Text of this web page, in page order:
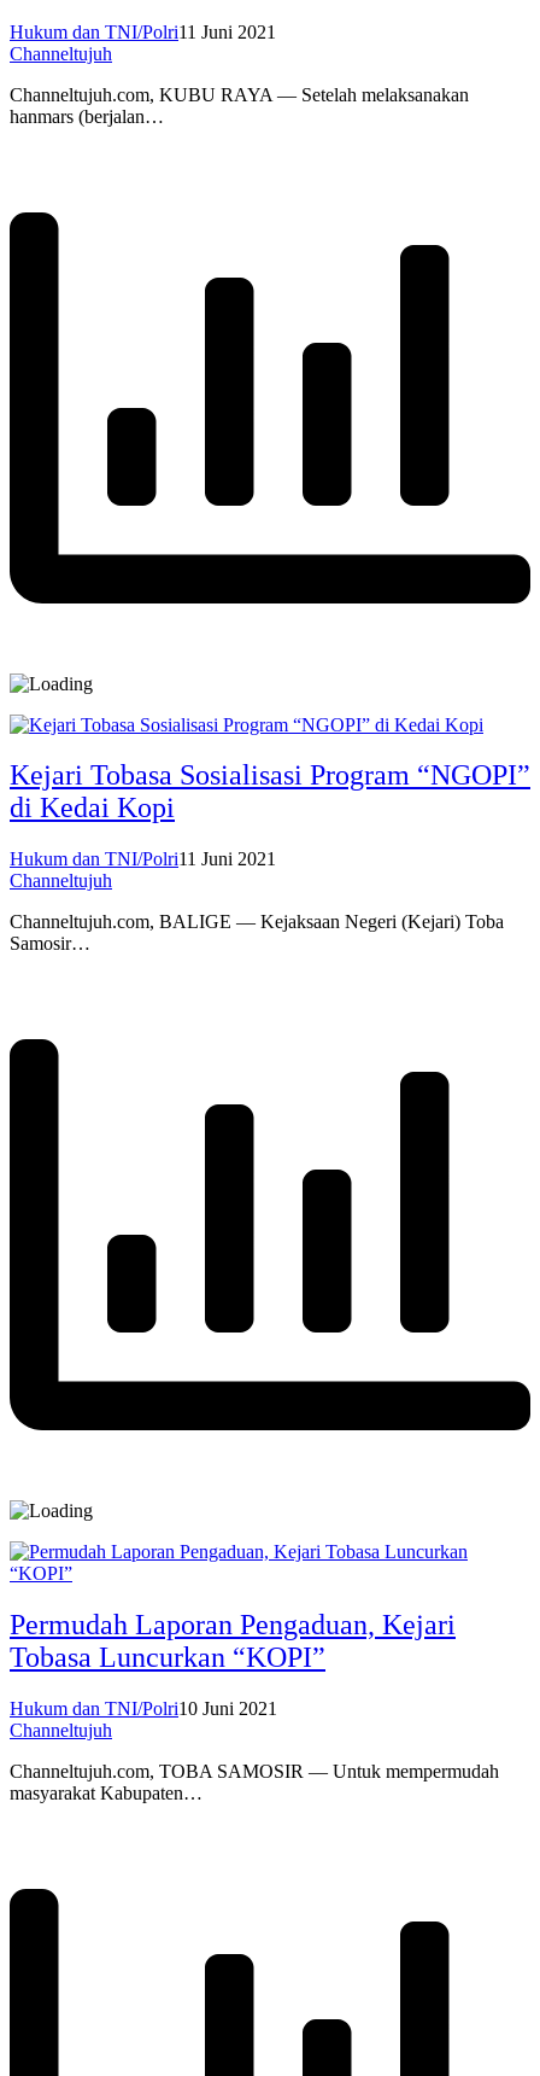
Hukum dan TNI/Polri11 Juni 2021
Channeltujuh
Channeltujuh.com, KUBU RAYA — Setelah melaksanakan
hanmars (berjalan…
Kejari Tobasa Sosialisasi Program “NGOPI”
di Kedai Kopi
Hukum dan TNI/Polri11 Juni 2021
Channeltujuh
Channeltujuh.com, BALIGE — Kejaksaan Negeri (Kejari) Toba
Samosir…
Permudah Laporan Pengaduan, Kejari
Tobasa Luncurkan “KOPI”
Hukum dan TNI/Polri10 Juni 2021
Channeltujuh
Channeltujuh.com, TOBA SAMOSIR — Untuk mempermudah
masyarakat Kabupaten…